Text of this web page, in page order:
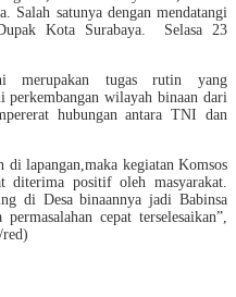
Salah satunya dengan mendatangi
Kota Surabaya. Selasa 23
merupakan tugas rutin yang
perkembangan wilayah binaan dari
hubungan antara TNI dan
di lapangan,maka kegiatan Komsos
diterima positif oleh masyarakat.
di Desa binaannya jadi Babinsa
cepat terselesaikan”,